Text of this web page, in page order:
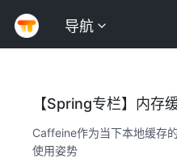
导航
【Spring专栏】内存
Caffeine作为当下本地缓存
使用姿势